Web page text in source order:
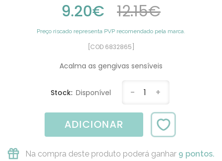
9.20€ 12.15€
Preço riscado representa PVP recomendado pela marca.
[COD 6832865]
Acalma as gengivas sensíveis
Stock: Disponível - 1 +
ADICIONAR
Na compra deste produto poderá ganhar 9 pontos.